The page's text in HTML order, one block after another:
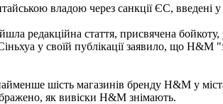
владою через санкції ЄС, введені у
редакційна стаття, присвячена
у своїй публікації заявило, що H&M
шість магазинів бренду H&M у
як вивіски H&M знімають.